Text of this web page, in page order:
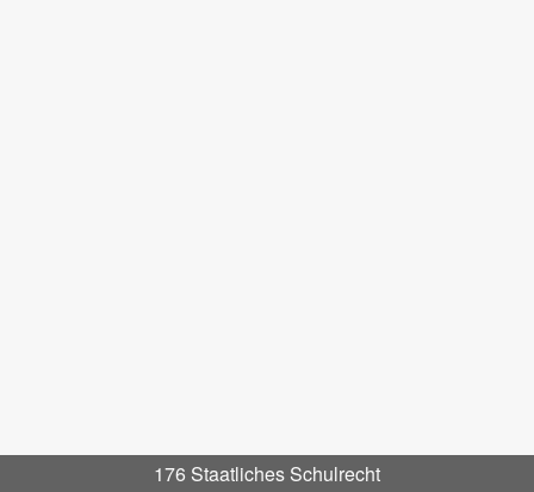
176 Staatliches Schulrecht